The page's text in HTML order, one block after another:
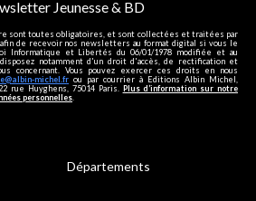
Jeunesse & BD
sont toutes obligatoires, et sont collectées et traitées par
de recevoir nos newsletters au format digital si vous le
Informatique et Libertés du 06/01/1978 modifiée et au
notamment d'un droit d'accès, de rectification et
concernant. Vous pouvez exercer ces droits en nous
michel.fr ou par courrier à Editions Albin Michel,
rue Huyghens, 75014 Paris. Plus d’information sur notre
personnelles.
Départements